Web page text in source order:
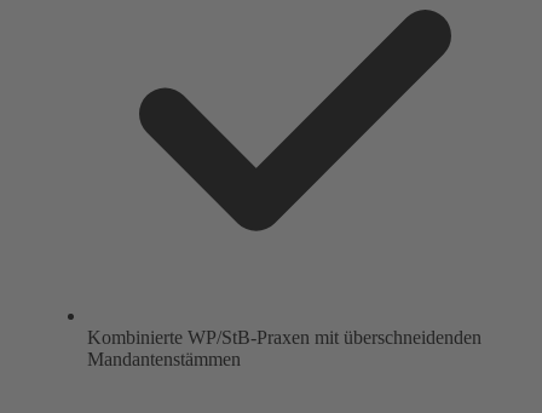
Kombinierte WP/StB-Praxen mit überschneidenden
Mandantenstämmen